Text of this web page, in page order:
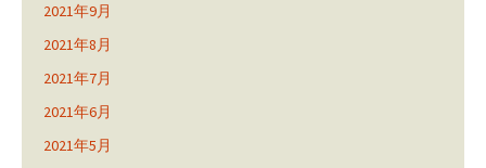
2021年9月
2021年8月
2021年7月
2021年6月
2021年5月